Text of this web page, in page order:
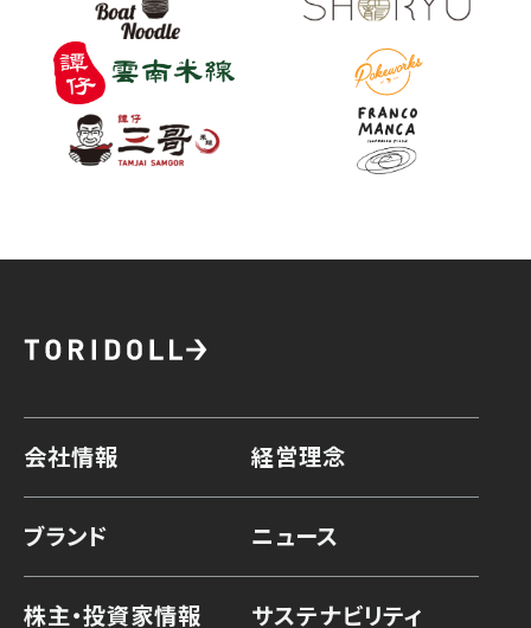
会社情報 経営理念
ブランド ニュース
株主・投資家情報 サステナビリティ